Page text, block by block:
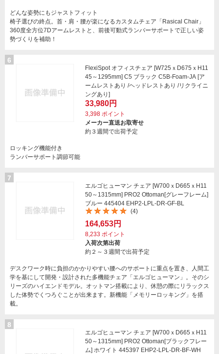
どんな姿勢にもジャストフィット
椅子選びの終点。首・肩・腰が楽になるカスタムチェア「Rasical Chair」
360度全方位7Dアームレストと、前後可動式ランバーサポートで正しい姿
勢づくりを補助！
6
FlexiSpot オフィスチェア [W725ｘD675ｘH11
45～1295mm] C5 ブラック C5B-Foam-JA [ア
ームレストあり /ヘッドレストあり /リクライニ
ングあり]
33,980円
3,398 ポイント
メーカー直送お取寄せ
約３週間で出荷予定
ロッキング機能付き
ランバーサポート調節可能
7
エルゴヒューマン チェア [W700ｘD665ｘH11
50～1315mm] PRO2 Ottoman[グレーフレーム]
ブルー 445404 EHP2-LPL-DR-GF-BL
(4)
164,653円
8,233 ポイント
入荷次第出荷
約２～３週間で出荷予定
デスクワーク時に負担のかかりやすい腰へのサポートに重点を置き、人間工
学を基にして開発・設計された多機能チェア「エルゴヒューマン」。そのシ
リーズのハイエンドモデル。オットマン搭載により、休憩の際にリラックス
した体勢でくつろぐことが出来ます。新機能「メモリーロッキング」を搭
載。
8
エルゴヒューマン チェア [W700ｘD665ｘH11
50～1315mm] PRO2 Ottoman[ブラックフレー
ム] ホワイト 445397 EHP2-LPL-DR-BF-WH